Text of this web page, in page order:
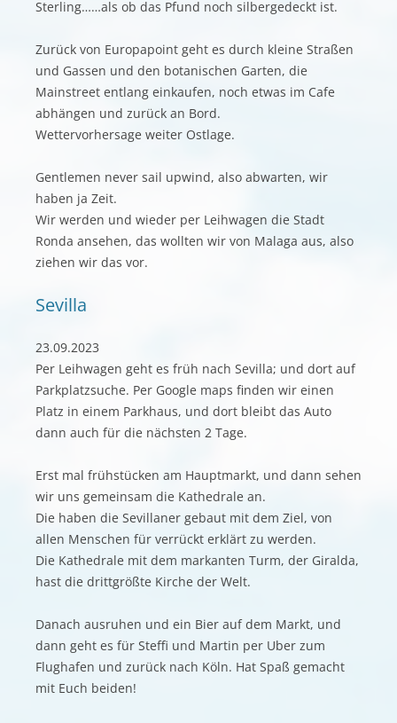
Sterling……als ob das Pfund noch silbergedeckt ist.
Zurück von Europapoint geht es durch kleine Straßen
und Gassen und den botanischen Garten, die
Mainstreet entlang einkaufen, noch etwas im Cafe
abhängen und zurück an Bord.
Wettervorhersage weiter Ostlage.
Gentlemen never sail upwind, also abwarten, wir
haben ja Zeit.
Wir werden und wieder per Leihwagen die Stadt
Ronda ansehen, das wollten wir von Malaga aus, also
ziehen wir das vor.
Sevilla
23.09.2023
Per Leihwagen geht es früh nach Sevilla; und dort auf
Parkplatzsuche. Per Google maps finden wir einen
Platz in einem Parkhaus, und dort bleibt das Auto
dann auch für die nächsten 2 Tage.
Erst mal frühstücken am Hauptmarkt, und dann sehen
wir uns gemeinsam die Kathedrale an.
Die haben die Sevillaner gebaut mit dem Ziel, von
allen Menschen für verrückt erklärt zu werden.
Die Kathedrale mit dem markanten Turm, der Giralda,
hast die drittgrößte Kirche der Welt.
Danach ausruhen und ein Bier auf dem Markt, und
dann geht es für Steffi und Martin per Uber zum
Flughafen und zurück nach Köln. Hat Spaß gemacht
mit Euch beiden!